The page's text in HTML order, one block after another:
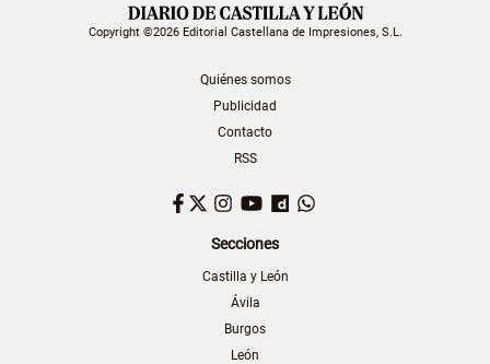
Copyright ©2026 Editorial Castellana de Impresiones, S.L.
Quiénes somos
Publicidad
Contacto
RSS
Facebook
TwitterInstagram
YouTubeDailymotion
Secciones
Castilla y León
Ávila
Burgos
León